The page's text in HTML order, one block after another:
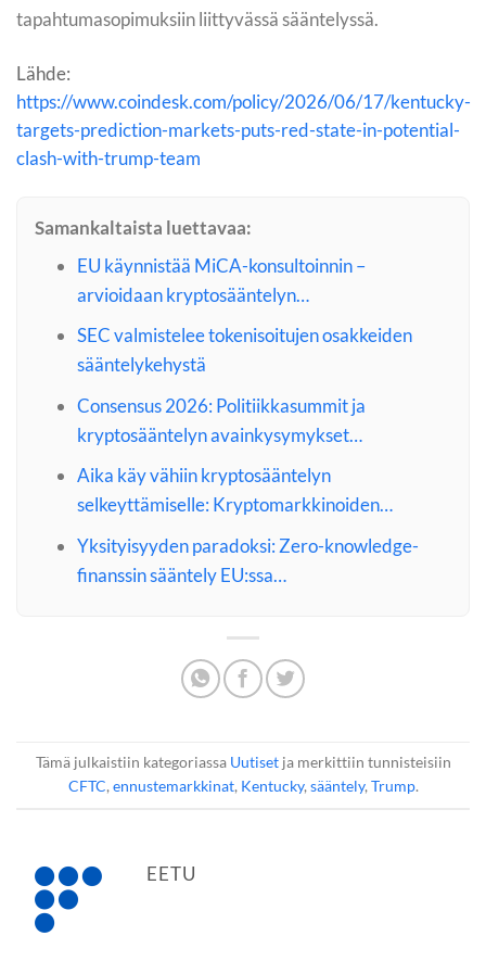
tapahtumasopimuksiin liittyvässä sääntelyssä.
Lähde:
https://www.coindesk.com/policy/2026/06/17/kentucky-
targets-prediction-markets-puts-red-state-in-potential-
clash-with-trump-team
Samankaltaista luettavaa:
EU käynnistää MiCA-konsultoinnin –
arvioidaan kryptosääntelyn…
SEC valmistelee tokenisoitujen osakkeiden
sääntelykehystä
Consensus 2026: Politiikkasummit ja
kryptosääntelyn avainkysymykset…
Aika käy vähiin kryptosääntelyn
selkeyttämiselle: Kryptomarkkinoiden…
Yksityisyyden paradoksi: Zero-knowledge-
finanssin sääntely EU:ssa…
Tämä julkaistiin kategoriassa Uutisetja merkittiin tunnisteisiin
CFTC, ennustemarkkinat, Kentucky, sääntely, Trump.
EETU